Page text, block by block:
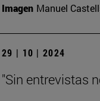
Imagen Manuel
29 | 10 | 2024
"Sin entrevistas